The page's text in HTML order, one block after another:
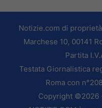
Notizie.com di
Marchese 10, 00141
Partita
Testata Giornalistica
Roma con
Copyright ©2026